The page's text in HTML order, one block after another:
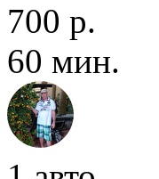
700 р.
60 мин.